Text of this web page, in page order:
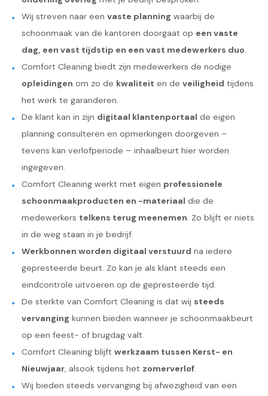
Wij streven naar een vaste planning waarbij de
schoonmaak van de kantoren doorgaat op een vaste
dag, een vast tijdstip en een vast medewerkers duo.
Comfort Cleaning biedt zijn medewerkers de nodige
opleidingen om zo de kwaliteit en de veiligheid tijdens
het werk te garanderen.
De klant kan in zijn digitaal klantenportaal de eigen
planning consulteren en opmerkingen doorgeven –
tevens kan verlofperiode – inhaalbeurt hier worden
ingegeven.
Comfort Cleaning werkt met eigen professionele
schoonmaakproducten en -materiaal die de
medewerkers telkens terug meenemen. Zo blijft er niets
in de weg staan in je bedrijf.
Werkbonnen worden digitaal verstuurd na iedere
gepresteerde beurt. Zo kan je als klant steeds een
eindcontrole uitvoeren op de gepresteerde tijd.
De sterkte van Comfort Cleaning is dat wij steeds
vervanging kunnen bieden wanneer je schoonmaakbeurt
op een feest- of brugdag valt.
Comfort Cleaning blijft werkzaam tussen Kerst- en
Nieuwjaar, alsook tijdens het zomerverlof.
Wij bieden steeds vervanging bij afwezigheid van een